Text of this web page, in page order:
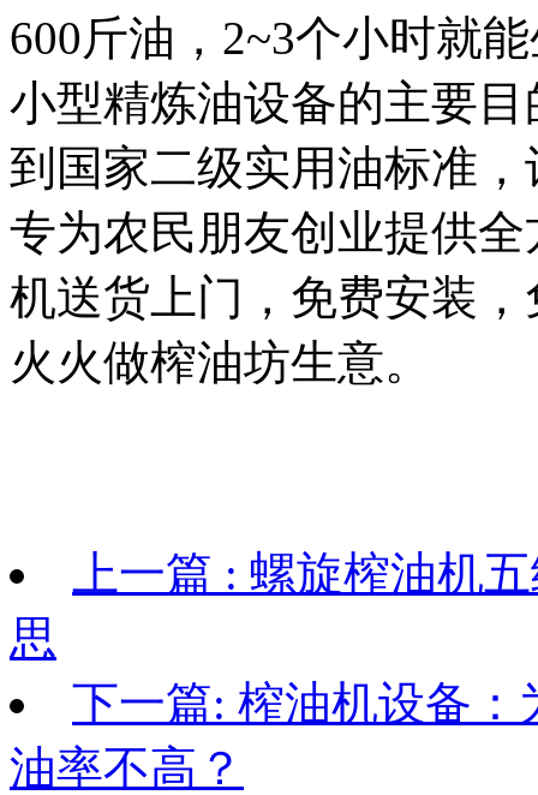
600斤油，2~3个小时就
小型精炼油设备的主要
到国家二级实用油标准
专为农民朋友创业提供
机送货上门，免费安装
火火做榨油坊生意。
上一篇 : 螺旋榨油机
思
下一篇: 榨油机设备
油率不高？